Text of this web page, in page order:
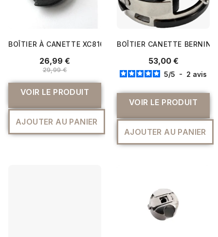
BOÎTIER À CANETTE XC8167651 ORIGINAL - BROTHER
26,99 €
29,99 €
VOIR LE PRODUIT
AJOUTER AU PANIER
BOÎTIER CANETTE
53,00 €
5/5 - 2 avis
VOIR LE PRODUIT
AJOUTER AU PANIER